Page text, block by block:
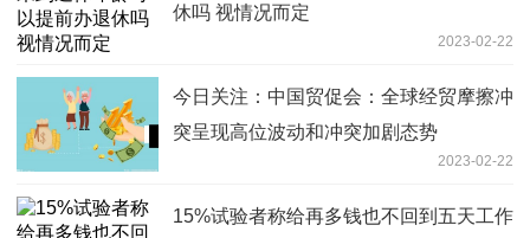
休吗 视情况而定
2023-02-22
今日关注：中国贸促会：全球经贸摩擦冲
突呈现高位波动和冲突加剧态势
2023-02-22
15%试验者称给再多钱也不回到五天工作